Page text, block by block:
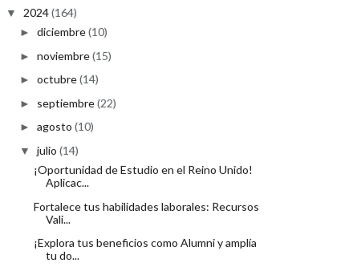
▼ 2024(164)
► diciembre(10)
► noviembre(15)
► octubre(14)
► septiembre(22)
► agosto (10)
▼ julio (14)
¡Oportunidad de Estudio en el Reino Unido!
Aplicac...
Fortalece tus habilidades laborales: Recursos
Vali...
¡Explora tus beneficios como Alumni y amplía
tu do...